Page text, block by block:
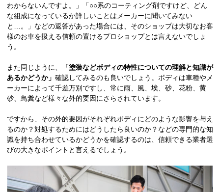
わからないんですよ。」「○○系のコーティング剤ですけど、どん
な組成になっているか詳しいことはメーカーに聞いてみない
と…。」などの返答があった場合には、そのショップは大切なお客
様のお車を扱える信頼の置けるプロショップとは言えないでしょ
う。
また同じように、
「塗装などボディの特性についての理解と知識が
あるかどうか」 確認してみるのも良いでしょう。ボディは車種やメ
ーカーによって千差万別ですし、常に雨、風、埃、砂、花粉、黄
砂、鳥糞など様々な外的要因にさらされています。
ですから、その外的要因がそれぞれボディにどのような影響を与え
るのか？対処するためにはどうしたら良いのか？などの専門的な知
識を持ち合わせているかどうかを確認するのは、信頼できる業者選
びの大きなポイントと言えるでしょう。